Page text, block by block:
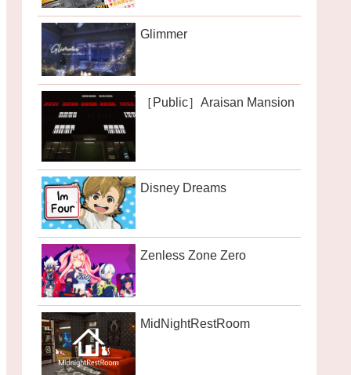
Glimmer
［Public］Araisan Mansion
Disney Dreams
Zenless Zone Zero
MidNightRestRoom